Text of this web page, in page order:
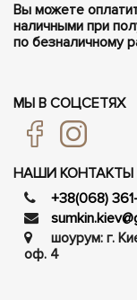
Вы можете
наличными при
по безналичному
МЫ В СОЦСЕТЯХ
НАШИ КОНТАКТЫ
+38(068)
шоурум: г.
оф. 4